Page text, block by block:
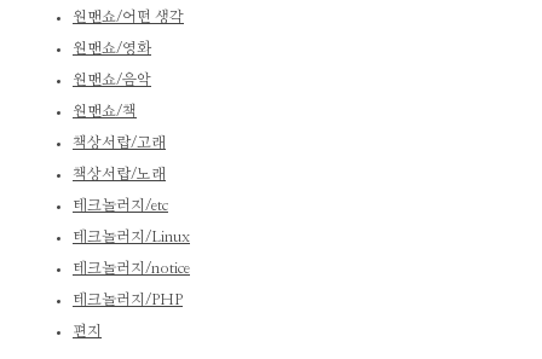
원맨쇼/어떤 생각
원맨쇼/영화
원맨쇼/음악
원맨쇼/책
책상서랍/고래
책상서랍/노래
테크놀러지/etc
테크놀러지/Linux
테크놀러지/notice
테크놀러지/PHP
편지